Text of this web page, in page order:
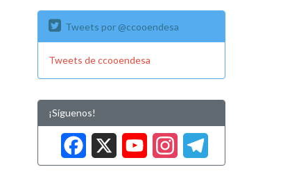
Tweets por @ccooendesa
Tweets de ccooendesa
¡Síguenos!
Facebook
XYouTube